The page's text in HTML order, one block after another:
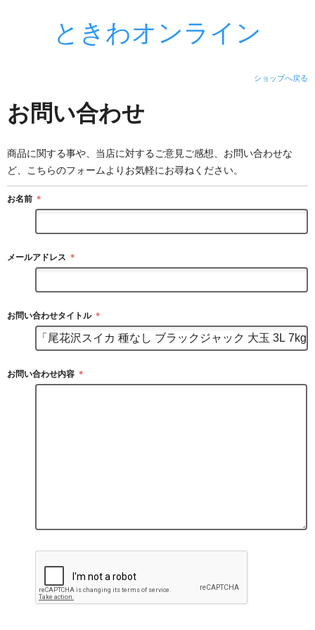
ときわオンライン
ショップへ戻る
お問い合わせ
商品に関する事や、当店に対するご意見ご感想、お問い合わせな
ど、こちらのフォームよりお気軽にお尋ねください。
お名前 ＊
メールアドレス ＊
お問い合わせタイトル ＊
お問い合わせ内容 ＊